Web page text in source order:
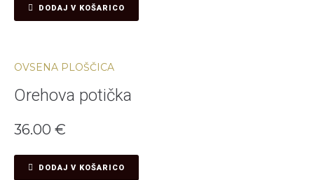
DODAJ V KOŠARICO
OVSENA PLOŠČICA
Orehova potička
36.00 €
DODAJ V KOŠARICO